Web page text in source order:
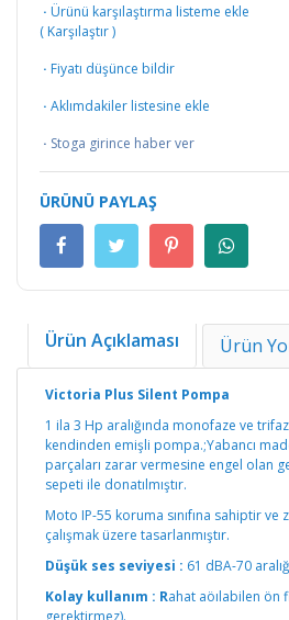
· Ürünü karşılaştırma listeme ekle
( Karşılaştır)
· Fiyatı düşünce bildir
· Aklımdakiler listesine ekle
· Stoga girince haber ver
ÜRÜNÜ PAYLAŞ
Ürün Açıklaması Ürün
Victoria Plus Silent Pompa
1 ila 3 Hp aralığında monofaze ve
kendinden emişli pompa.;Yabancı
parçaları zarar vermesine engel olan
sepeti ile donatılmıştır.
Moto IP-55 koruma sınıfına sahiptir
çalışmak üzere tasarlanmıştır.
Düşük ses seviyesi : 61 dBA-70
Kolay kullanım : Rahat aöılabilen ön
gerektirmez).